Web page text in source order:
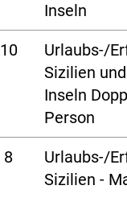
Inseln
10
Urlaubs-/
Sizilien
Inseln
Person
8
Urlaubs-/
Sizilien -